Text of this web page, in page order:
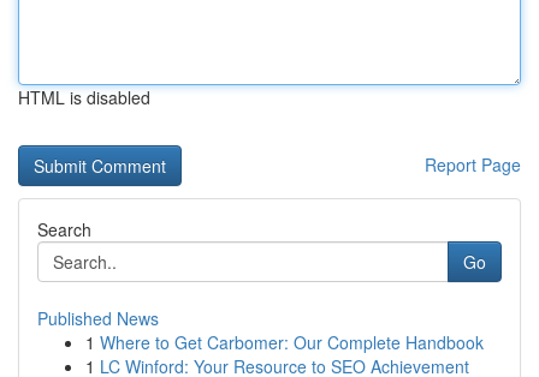
HTML is disabled
Report Page
Search
Go
Published News
1 Where to Get Carbomer: Our Complete Handbook
1 LC Winford: Your Resource to SEO Achievement